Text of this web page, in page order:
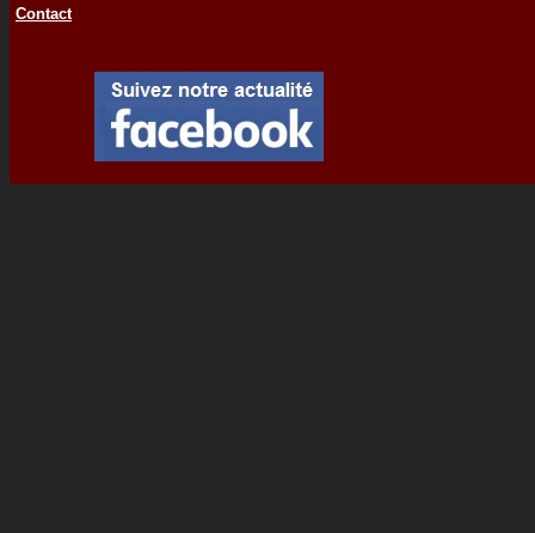
Contact